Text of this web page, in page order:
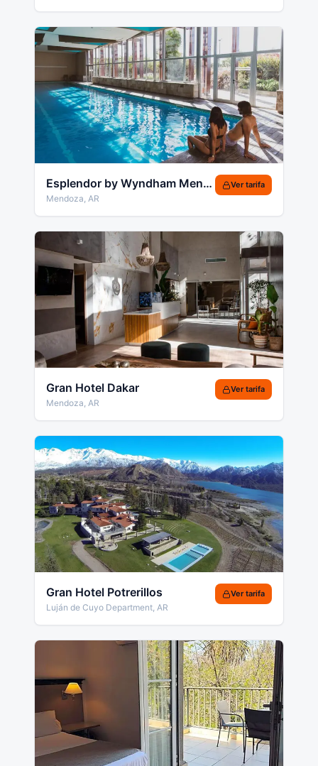
Esplendor by Wyndham Mendoza
Mendoza, AR
Ver tarifa
Gran Hotel Dakar
Mendoza, AR
Ver tarifa
Gran Hotel Potrerillos
Luján de Cuyo Department, AR
Ver tarifa